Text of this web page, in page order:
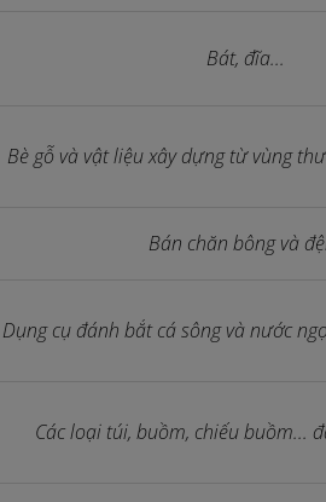
Bát, đĩa...
Bè gỗ và vật liệu xây dựng từ vùng
Bán chăn bông và
Dụng cụ đánh bắt cá sông và nước
Các loại túi, buồm, chiếu buồm...